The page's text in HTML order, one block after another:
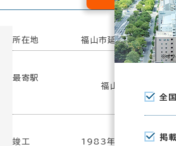
所在地 福山市延広町1-25
最寄駅
福山駅(JR) 南口
竣工 1983年 7月
※オフ
全
掲